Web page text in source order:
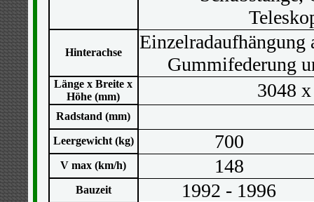
Hinterachse
Einzelradaufhängung
Gummifederung
Länge x Breite x
Höhe (mm)
3048
Radstand (mm)
Leergewicht (kg) 700
V max (km/h) 148
Bauzeit 1992 - 1996